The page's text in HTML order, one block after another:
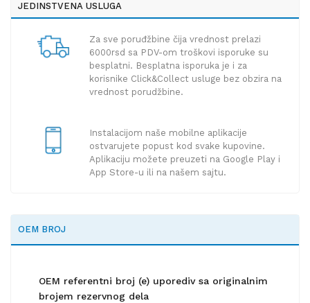
JEDINSTVENA USLUGA
Za sve poruđžbine čija vrednost prelazi
6000rsd sa PDV-om troškovi isporuke su
besplatni. Besplatna isporuka je i za
korisnike Click&Collect usluge bez obzira na
vrednost porudžbine.
Instalacijom naše mobilne aplikacije
ostvarujete popust kod svake kupovine.
Aplikaciju možete preuzeti na Google Play i
App Store-u ili na našem sajtu.
OEM BROJ
OEM referentni broj (e) uporediv sa originalnim
brojem rezervnog dela